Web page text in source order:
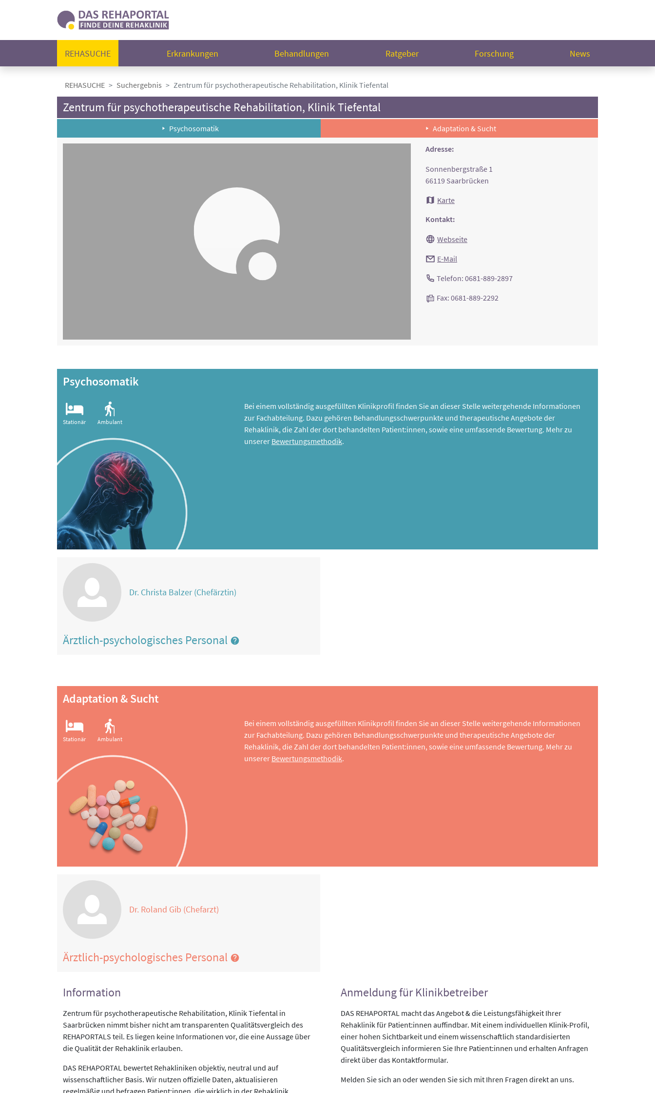
REHASUCHE Erkrankungen Behandlungen Ratgeber Forschung News
REHASUCHE Suchergebnis Zentrum für psychotherapeutische Rehabilitation, Klinik Tiefental
Zentrum für psychotherapeutische Rehabilitation, Klinik Tiefental
Psychosomatik Adaptation & Sucht
Adresse:
Sonnenbergstraße 1
66119 Saarbrücken
Karte
Kontakt:
Webseite
E-Mail
Telefon: 0681-889-2897
Fax: 0681-889-2292
Psychosomatik
Stationär Ambulant
Bei einem vollständig ausgefüllten Klinikprofil finden Sie an dieser Stelle weitergehende Informationen
zur Fachabteilung. Dazu gehören Behandlungsschwerpunkte und therapeutische Angebote der
Rehaklinik, die Zahl der dort behandelten Patient:innen, sowie eine umfassende Bewertung. Mehr zu
unserer Bewertungsmethodik.
Dr. Christa Balzer (Chefärztin)
Ärztlich-psychologisches Personal
Adaptation & Sucht
Stationär Ambulant
Bei einem vollständig ausgefüllten Klinikprofil finden Sie an dieser Stelle weitergehende Informationen
zur Fachabteilung. Dazu gehören Behandlungsschwerpunkte und therapeutische Angebote der
Rehaklinik, die Zahl der dort behandelten Patient:innen, sowie eine umfassende Bewertung. Mehr zu
unserer Bewertungsmethodik.
Dr. Roland Gib (Chefarzt)
Ärztlich-psychologisches Personal
Information
Zentrum für psychotherapeutische Rehabilitation, Klinik Tiefental in
Saarbrücken nimmt bisher nicht am transparenten Qualitätsvergleich des
REHAPORTALS teil. Es liegen keine Informationen vor, die eine Aussage über
die Qualität der Rehaklinik erlauben.
DAS REHAPORTAL bewertet Rehakliniken objektiv, neutral und auf
wissenschaftlicher Basis. Wir nutzen offizielle Daten, aktualisieren
Anmeldung für Klinikbetreiber
DAS REHAPORTAL macht das Angebot & die Leistungsfähigkeit Ihrer
Rehaklinik für Patient:innen auffindbar. Mit einem individuellen Klinik-Profil,
einer hohen Sichtbarkeit und einem wissenschaftlich standardisierten
Qualitätsvergleich informieren Sie Ihre Patient:innen und erhalten Anfragen
direkt über das Kontaktformular.
Melden Sie sich an oder wenden Sie sich mit Ihren Fragen direkt an uns.